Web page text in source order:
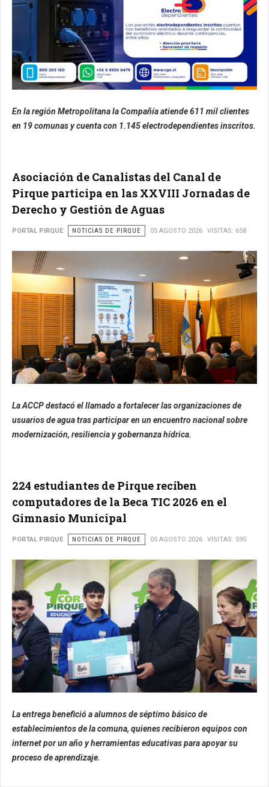
En la región Metropolitana la Compañía atiende 611 mil clientes
en 19 comunas y cuenta con 1.145 electrodependientes inscritos.
Asociación de Canalistas del Canal de
Pirque participa en las XXVIII Jornadas de
Derecho y Gestión de Aguas
PORTAL PIRQUE NOTICIAS DE PIRQUE 05 AGOSTO 2026 VISITAS: 658
La ACCP destacó el llamado a fortalecer las organizaciones de
usuarios de agua tras participar en un encuentro nacional sobre
modernización, resiliencia y gobernanza hídrica.
224 estudiantes de Pirque reciben
computadores de la Beca TIC 2026 en el
Gimnasio Municipal
PORTAL PIRQUE NOTICIAS DE PIRQUE 05 AGOSTO 2026 VISITAS: 595
La entrega benefició a alumnos de séptimo básico de
establecimientos de la comuna, quienes recibieron equipos con
internet por un año y herramientas educativas para apoyar su
proceso de aprendizaje.